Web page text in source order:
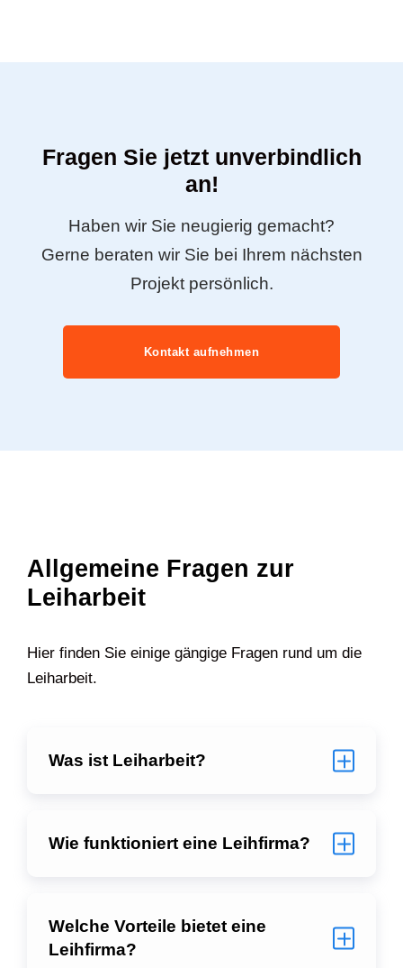
Fragen Sie jetzt unverbindlich
an!
Haben wir Sie neugierig gemacht?
Gerne beraten wir Sie bei Ihrem nächsten
Projekt persönlich.
Kontakt aufnehmen
Allgemeine Fragen zur
Leiharbeit
Hier finden Sie einige gängige Fragen rund um die
Leiharbeit.
Was ist Leiharbeit?
Wie funktioniert eine Leihfirma?
Welche Vorteile bietet eine
Leihfirma?